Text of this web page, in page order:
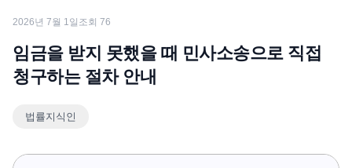
업무분야
전체
소식/자료
공지사항
2026년 7월 1일 조회 76
임금을 받지 못했을 때 민사소송으로 직접
청구하는 절차 안내
법률지식인